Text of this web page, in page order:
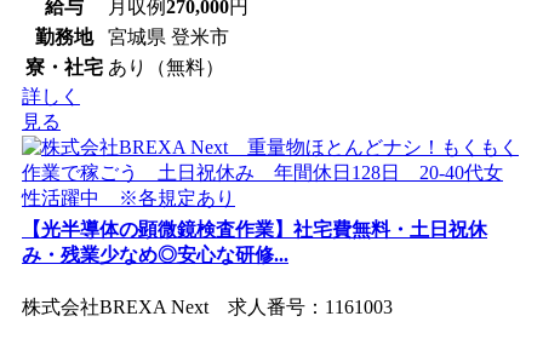
給与
月収例270,000円
勤務地
宮城県 登米市
寮・社宅 あり（無料）
詳しく
見る
【光半導体の顕微鏡検査作業】社宅費無料・土日祝休
み・残業少なめ◎安心な研修...
株式会社BREXA Next 求人番号：1161003